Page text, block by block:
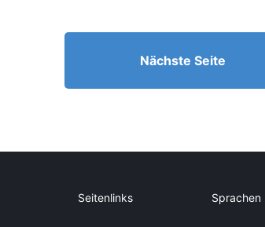
Nächste Seite
Seitenlinks Sprachen